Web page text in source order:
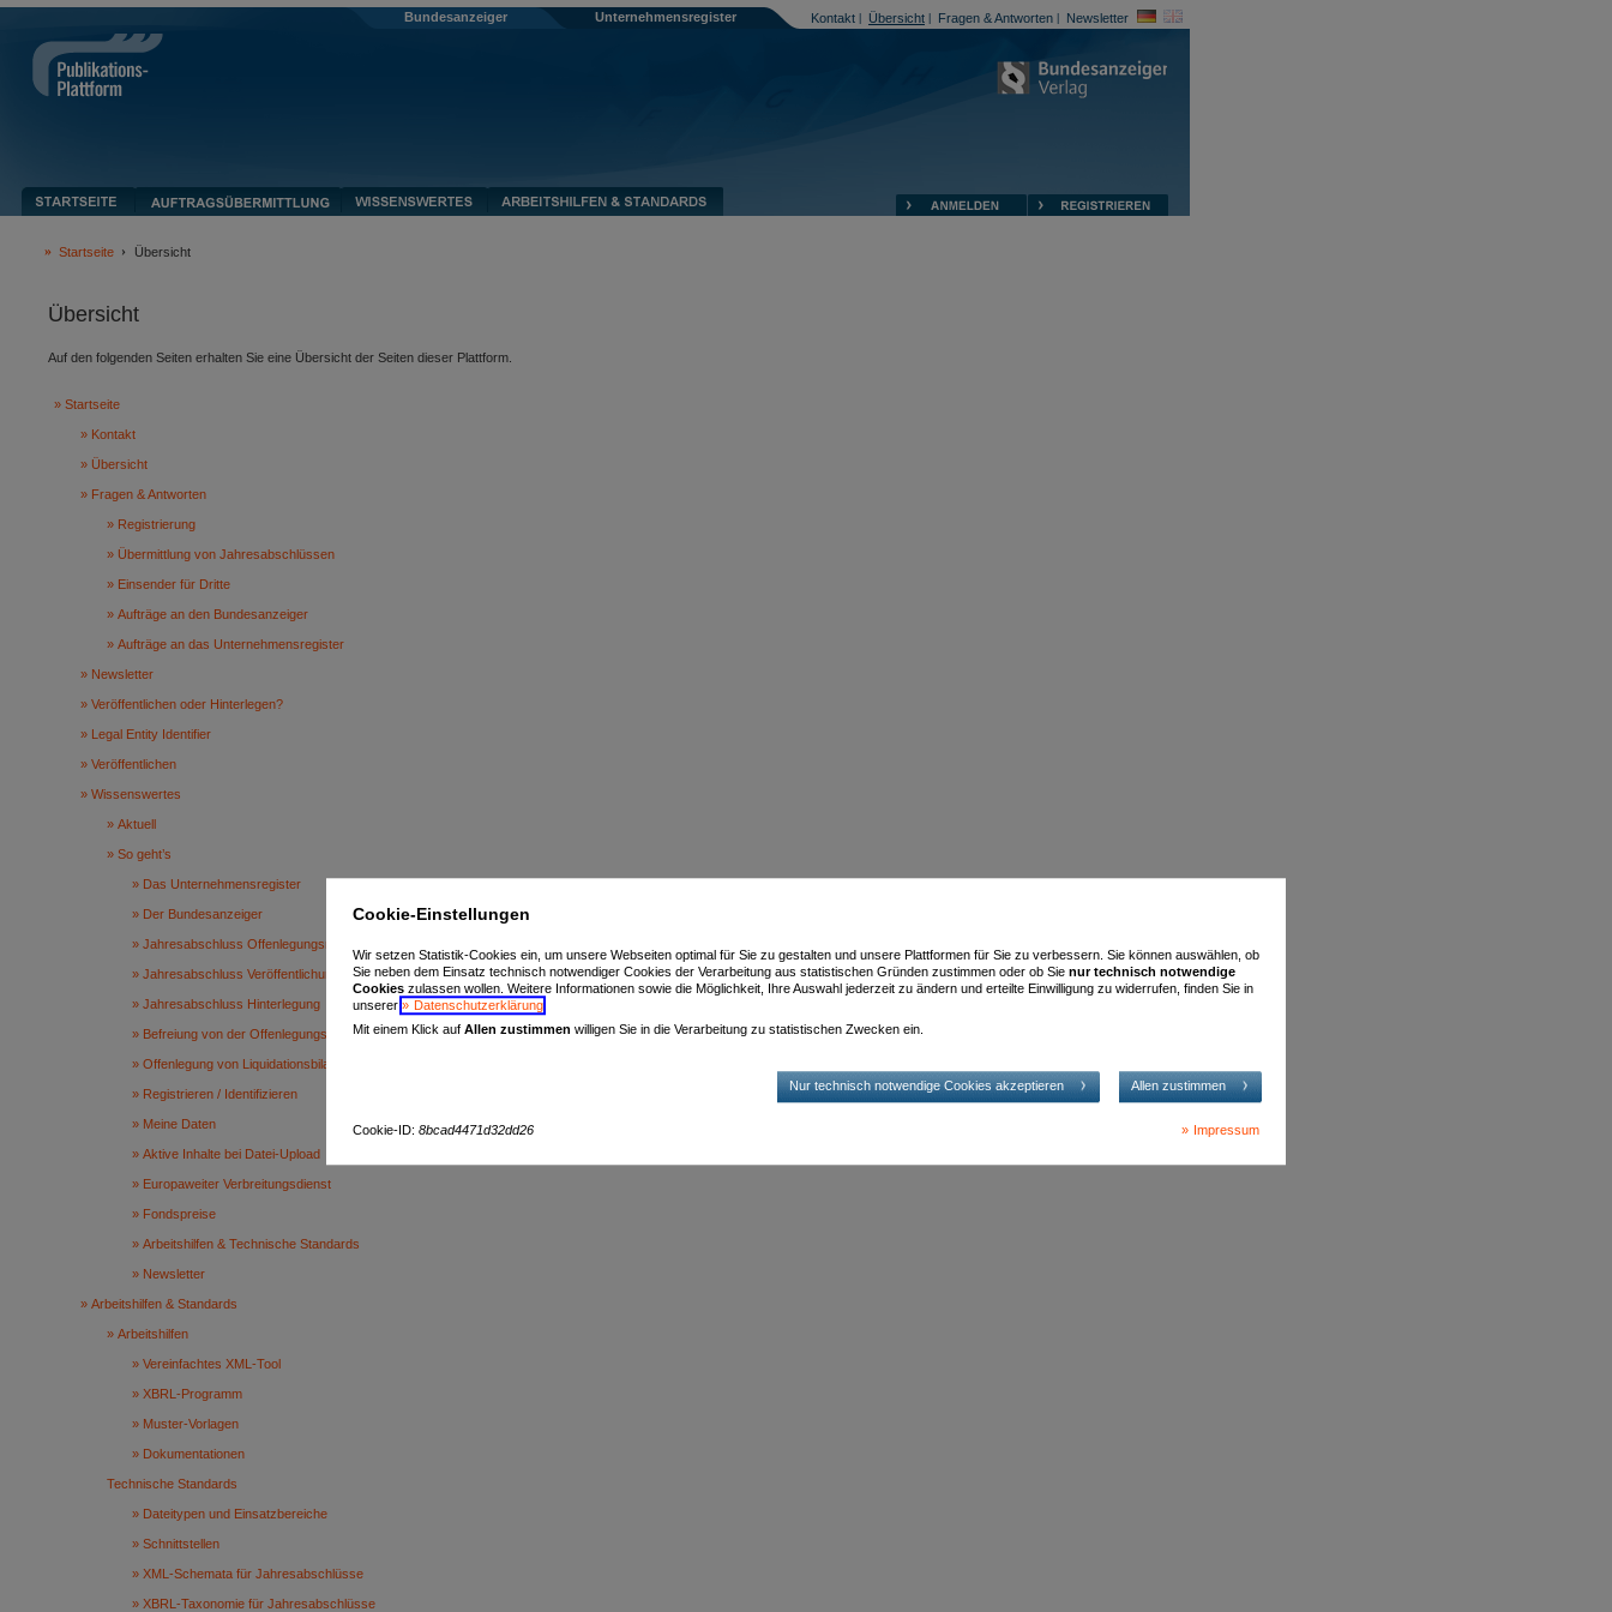
Kontakt Übersicht Fragen & Antworten Newsletter
Bundesanzeiger Unternehmensregister
Startseite Übersicht
Übersicht
Auf den folgenden Seiten erhalten Sie eine Übersicht der Seiten dieser Plattform.
Startseite
Kontakt
Übersicht
Fragen & Antworten
Registrierung
Übermittlung von Jahresabschlüssen
Einsender für Dritte
Aufträge an den Bundesanzeiger
Aufträge an das Unternehmensregister
Newsletter
Veröffentlichen oder Hinterlegen?
Legal Entity Identifier
Veröffentlichen
Wissenswertes
Aktuell
So geht’s
Das Unternehmensregister
Der Bundesanzeiger
Jahresabschluss Offenlegungsregeln
Jahresabschluss Veröffentlichung
Jahresabschluss Hinterlegung
Befreiung von der Offenlegungspflicht
Offenlegung von Liquidationsbilanzen
Registrieren / Identifizieren
Meine Daten
Aktive Inhalte bei Datei-Upload
Europaweiter Verbreitungsdienst
Fondspreise
Arbeitshilfen & Technische Standards
Newsletter
Arbeitshilfen & Standards
Arbeitshilfen
Vereinfachtes XML-Tool
XBRL-Programm
Muster-Vorlagen
Dokumentationen
Technische Standards
Dateitypen und Einsatzbereiche
Schnittstellen
XML-Schemata für Jahresabschlüsse
XBRL-Taxonomie für Jahresabschlüsse
Cookie-Einstellungen
Wir setzen Statistik-Cookies ein, um unsere Webseiten optimal für Sie zu gestalten und unsere Plattformen für Sie zu verbessern. Sie können auswählen, ob
Sie neben dem Einsatz technisch notwendiger Cookies der Verarbeitung aus statistischen Gründen zustimmen oder ob Sie nur technisch notwendige
Cookieszulassen wollen. Weitere Informationen sowie die Möglichkeit, Ihre Auswahl jederzeit zu ändern und erteilte Einwilligung zu widerrufen, finden Sie in
unserer
Datenschutzerklärung.
Mit einem Klick auf Allen zustimmen willigen Sie in die Verarbeitung zu statistischen Zwecken ein.
Nur technisch notwendige Cookies akzeptieren Allen zustimmen
Cookie-ID: 8bcad4471d32dd26 Impressum